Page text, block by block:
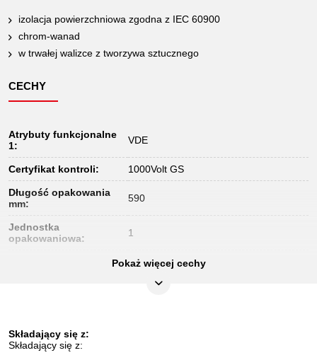
izolacja powierzchniowa zgodna z IEC 60900
chrom-wanad
w trwałej walizce z tworzywa sztucznego
CECHY
Atrybuty funkcjonalne
1:
VDE
Certyfikat kontroli: 1000Volt GS
Długość opakowania
mm:
590
Jednostka
opakowaniowa:
1
Końcówka czworokątna 1/2"
Profil1:
Pokaż więcej cechy
Składający się z:
Składający się z: